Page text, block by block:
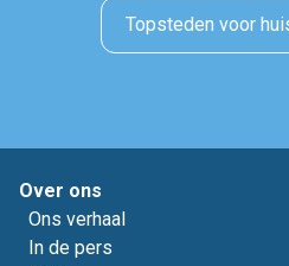
Topsteden voor
Over ons
Ons verhaal
In de pers